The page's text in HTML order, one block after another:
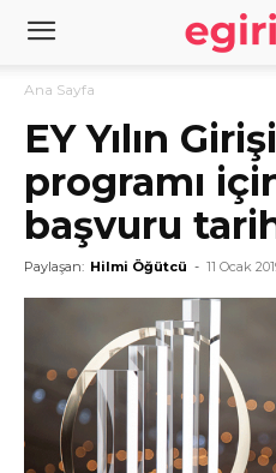
Ana Sayfa
EY Yılın
programı
başvuru
Paylaşan: Hilmi Öğütcü - 11 Ocak